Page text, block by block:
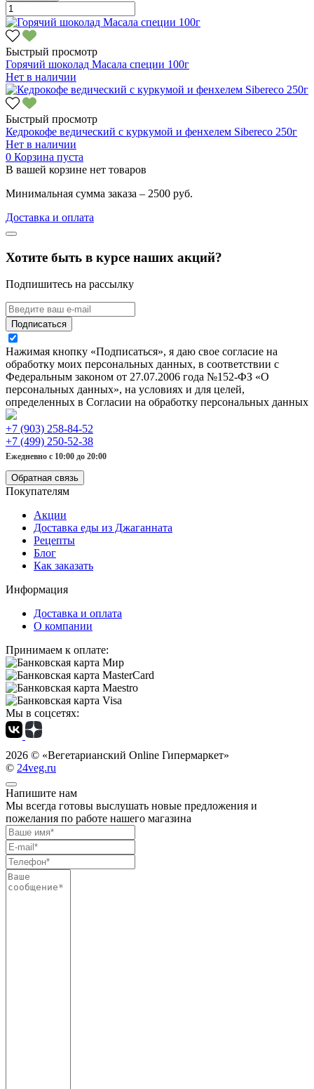
Быстрый просмотр
Горячий шоколад Масала специи 100г
Нет в наличии
Быстрый просмотр
Кедрокофе ведический с куркумой и фенхелем Sibereco 250г
Нет в наличии
0 Корзина пуста
В вашей корзине нет товаров
Минимальная сумма заказа – 2500 руб.
Доставка и оплата
Хотите быть в курсе наших акций?
Подпишитесь на рассылку
Подписаться
Нажимая кнопку «Подписаться», я даю свое согласие на
обработку моих персональных данных, в соответствии с
Федеральным законом от 27.07.2006 года №152-ФЗ «О
персональных данных», на условиях и для целей,
определенных в Согласии на обработку персональных данных
+7 (903) 258-84-52
+7 (499) 250-52-38
Ежедневно с 10:00 до 20:00
Обратная связь
Покупателям
Акции
Доставка еды из Джаганната
Рецепты
Блог
Как заказать
Информация
Доставка и оплата
О компании
Принимаем к оплате:
Мы в соцсетях:
2026 © «Вегетарианский Online Гипермаркет»
© 24veg.ru
Напишите нам
Мы всегда готовы выслушать новые предложения и
пожелания по работе нашего магазина